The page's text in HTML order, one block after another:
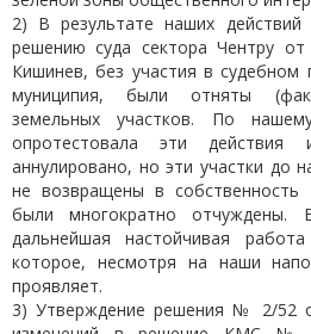
2) В результате наших
решению суда сектора Чентру
Кишинев, без участия в судебном
муниципия, были отняты
земельных участков. По
опротестовала эти
аннулировано, но эти участки до
не возвращены в
были многократно
дальнейшая настойчивая
которое, несмотря на наши
проявляет.
3) Утверждение решения № 2/52